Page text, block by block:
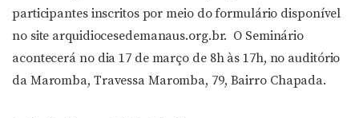
participantes inscritos por meio do formulário disponível
no site arquidiocesedemanaus.org.br. O Seminário
acontecerá no dia 17 de março de 8h às 17h, no auditório
da Maromba, Travessa Maromba, 79, Bairro Chapada.